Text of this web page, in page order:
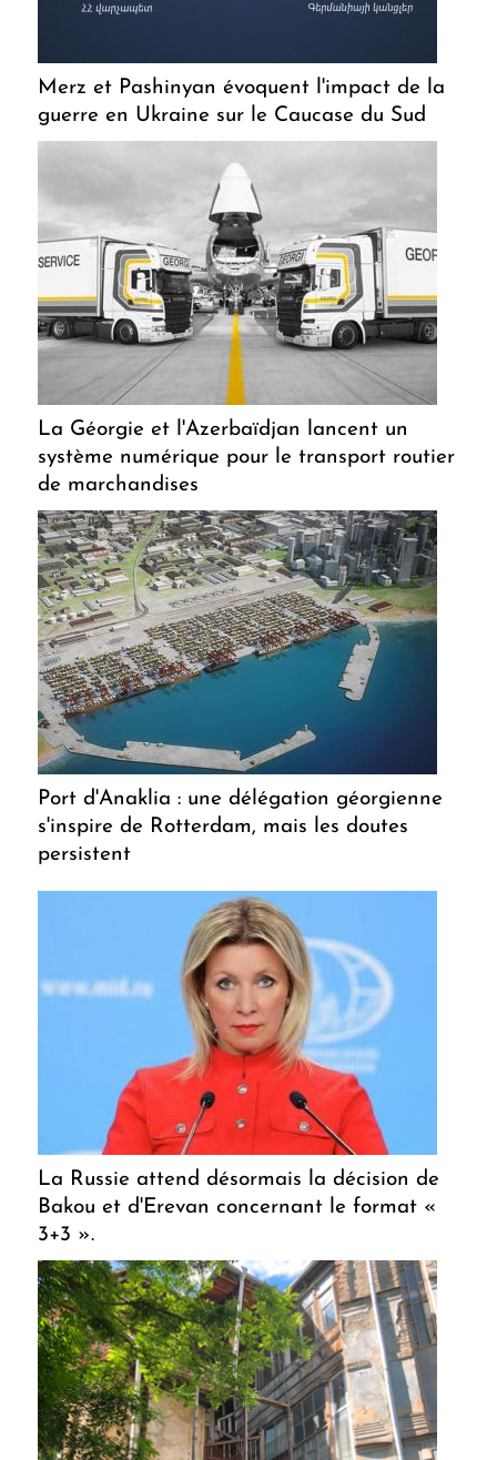
Merz et Pashinyan évoquent l'impact de la
guerre en Ukraine sur le Caucase du Sud
La Géorgie et l'Azerbaïdjan lancent un
système numérique pour le transport routier
de marchandises
Port d'Anaklia : une délégation géorgienne
s'inspire de Rotterdam, mais les doutes
persistent
La Russie attend désormais la décision de
Bakou et d'Erevan concernant le format «
3+3 ».